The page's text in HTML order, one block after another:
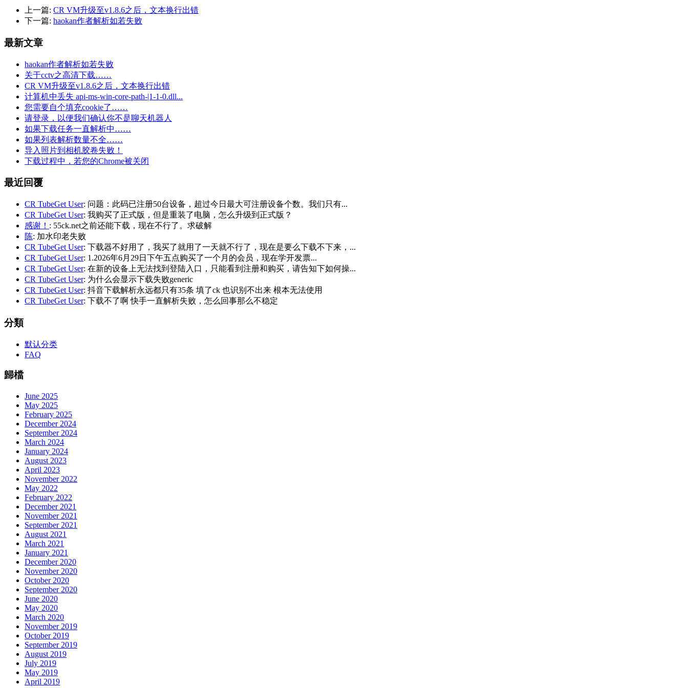
上一篇: CR VM升级至v1.8.6之后，文本换行出错
下一篇: haokan作者解析如若失败
最新文章
haokan作者解析如若失败
关于cctv之高清下载……
CR VM升级至v1.8.6之后，文本换行出错
计算机中丢失 api-ms-win-core-path-|1-1-0.dll...
您需要自个填充cookie了……
请登录，以便我们确认你不是聊天机器人
如果下载任务一直解析中……
如果列表解析数量不全……
导入照片到相机胶卷失败！
下载过程中，若您的Chrome被关闭
最近回覆
CR TubeGet User: 问题：此码已注册50台设备，超过今日最大可注册设备个数。我们只有...
CR TubeGet User: 我购买了正式版，但是重装了电脑，怎么升级到正式版？
感谢！ : 55ck.net之前还能下载，现在不行了。求破解
陈: 加水印老失败
CR TubeGet User: 下载器不好用了，我买了就用了一天就不行了，现在是要么下载不下来，...
CR TubeGet User: 1.2026年6月29日下午五点购买了一个月的会员，现在学开发票...
CR TubeGet User: 在新的设备上无法找到登陆入口，只能看到注册和购买，请告知下如何操...
CR TubeGet User: 为什么会显示下载失败generic
CR TubeGet User: 抖音下载解析永远都只有35条 填了ck 也识别不出来 根本无法使用
CR TubeGet User: 下载不了啊 快手一直解析失败，怎么回事那么不稳定
分類
默认分类
FAQ
歸檔
June 2025
May 2025
February 2025
December 2024
September 2024
March 2024
January 2024
August 2023
April 2023
November 2022
May 2022
February 2022
December 2021
November 2021
September 2021
August 2021
March 2021
January 2021
December 2020
November 2020
October 2020
September 2020
June 2020
May 2020
March 2020
November 2019
October 2019
September 2019
August 2019
July 2019
May 2019
April 2019